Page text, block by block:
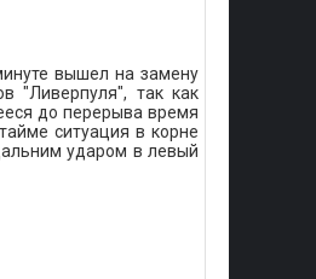
вышел на замену
"Ливерпуля", так как
до перерыва время
ситуация в корне
ударом в левый